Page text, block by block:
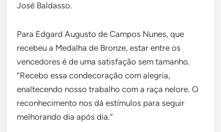
José Baldasso.
Para Edgard Augusto de Campos Nunes, que
recebeu a Medalha de Bronze, estar entre os
vencedores é de uma satisfação sem tamanho.
“Recebo essa condecoração com alegria,
enaltecendo nosso trabalho com a raça nelore. O
reconhecimento nos dá estímulos para seguir
melhorando dia após dia.”